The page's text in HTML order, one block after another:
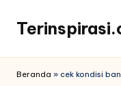
content
Terkini
Beranda » cek kondisi